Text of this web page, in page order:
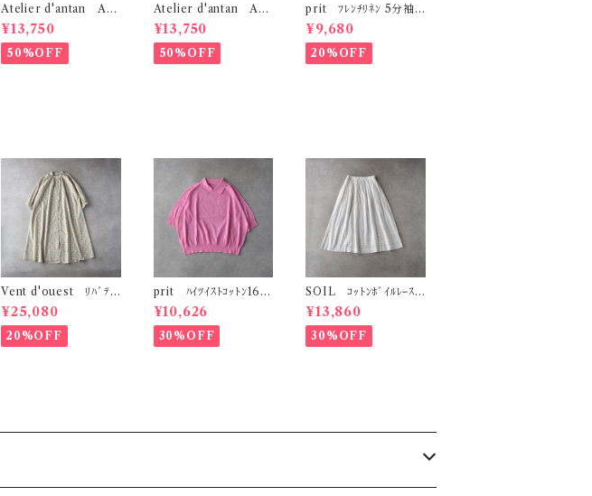
Atelier d'antan Aub
ert ｺｯﾄﾝﾁｭﾆｯｸ (ﾌﾞﾗｯ
ｸ)
¥13,750
50%OFF
Atelier d'antan Aub
ert ｺｯﾄﾝﾁｭﾆｯｸ (ﾀﾞｰｸ
ｸﾞﾚｰ)
¥13,750
50%OFF
prit ﾌﾚﾝﾁﾘﾈﾝ 5分袖
ﾌﾟﾙｵｰﾊﾞｰ (ｸﾛ) P826
43
¥9,680
20%OFF
Vent d'ouest ﾘﾊﾞﾃｨ
ｼｬﾂﾜﾝﾋﾟｰｽ (ｵﾌ系) VE
11604
¥25,080
20%OFF
prit ﾊｲﾂｲｽﾄｺｯﾄﾝ16G
天竺編み 襟付き5分袖
ﾜｲﾄﾞﾌﾟﾙｵｰﾊﾞｰ (ﾋﾟﾝｸ)
P916108
¥10,626
30%OFF
SOIL ｺｯﾄﾝﾎﾞｲﾙﾚｰｽ
ｷﾞｬｻﾞｰｽｶｰﾄ (ﾎﾜｲﾄ)
NSL26093
¥13,860
30%OFF